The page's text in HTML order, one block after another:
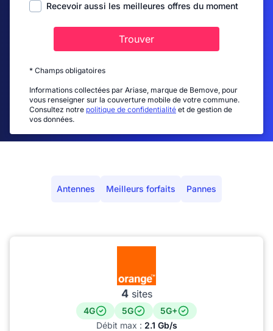
Recevoir aussi les meilleures offres du moment
Trouver
* Champs obligatoires
Informations collectées par Ariase, marque de Bemove, pour
vous renseigner sur la couverture mobile de votre commune.
Consultez notre politique de confidentialité et de gestion de
vos données.
Antennes Meilleurs forfaits Pannes
4sites
4G 5G
5G+
Débit max : 2.1 Gb/s